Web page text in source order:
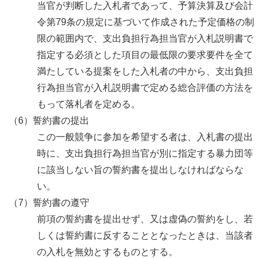
当官が判断した入札者であって、予算決算及び会計
令第79条の規定に基づいて作成された予定価格の制
限の範囲内で、支出負担行為担当官が入札説明書で
指定する必須とした項目の最低限の要求要件を全て
満たしている提案をした入札者の中から、支出負担
行為担当官が入札説明書で定める総合評価の方法を
もって落札者を定める。
（6）誓約書の提出
この一般競争に参加を希望する者は、入札書の提出
時に、支出負担行為担当官が別に指定する暴力団等
に該当しない旨の誓約書を提出しなければならな
い。
（7）誓約書の遵守
前項の誓約書を提出せず、又は虚偽の誓約をし、若
しくは誓約書に反することとなったときは、当該者
の入札を無効とするものとする。